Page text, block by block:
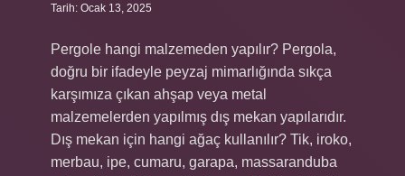
Tarih: Ocak 13, 2025
Pergole hangi malzemeden yapılır? Pergola,
doğru bir ifadeyle peyzaj mimarlığında sıkça
karşımıza çıkan ahşap veya metal
malzemelerden yapılmış dış mekan yapılarıdır.
Dış mekan için hangi ağaç kullanılır? Tik, iroko,
merbau, ipe, cumaru, garapa, massaranduba